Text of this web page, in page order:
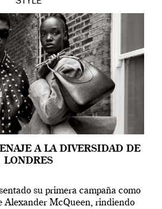
A LA DIVERSIDAD DE
LONDRES
su primera campaña como
Alexander McQueen, rindiendo